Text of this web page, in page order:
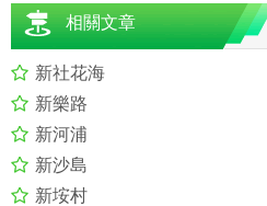
相關文章
新社花海
新樂路
新河浦
新沙島
新垵村